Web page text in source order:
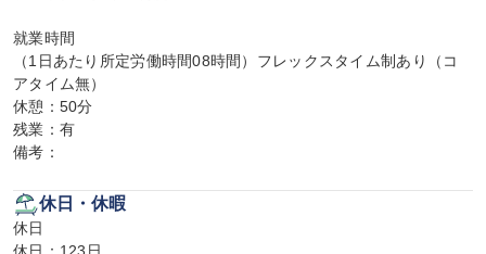
就業時間
（1日あたり所定労働時間08時間）フレックスタイム制あり（コ
アタイム無）
休憩：50分
残業：有
備考：
休日・休暇
休日